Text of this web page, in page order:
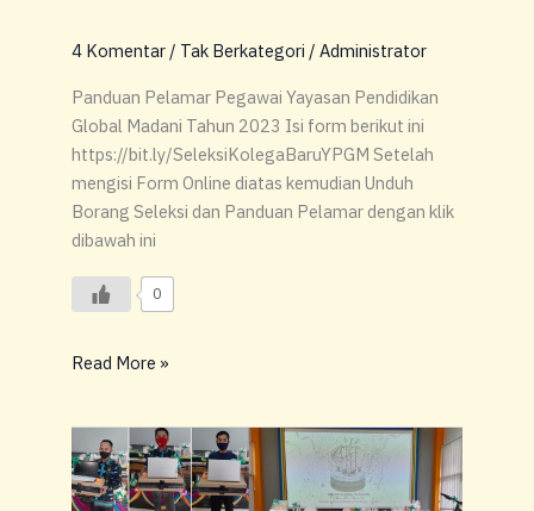
4 Komentar / Tak Berkategori / Administrator
Panduan Pelamar Pegawai Yayasan Pendidikan
Global Madani Tahun 2023 Isi form berikut ini
https://bit.ly/SeleksiKolegaBaruYPGM Setelah
mengisi Form Online diatas kemudian Unduh
Borang Seleksi dan Panduan Pelamar dengan klik
dibawah ini
0
MADANI
2023
Read More »
Rayakan
Milad
ke-